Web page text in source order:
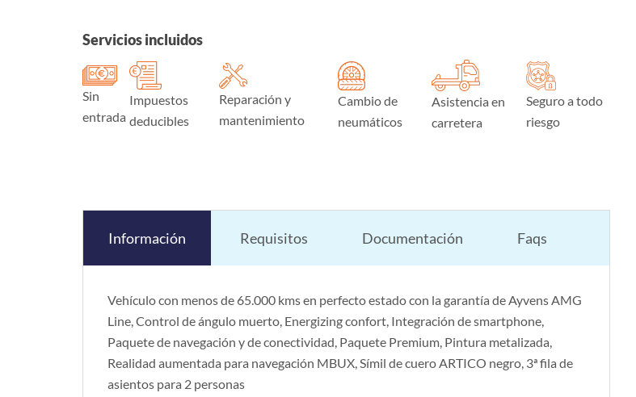
Servicios incluidos
Sin
entrada
Impuestos
deducibles
Reparación y
mantenimiento
Cambio de
neumáticos
Asistencia en
carretera
Seguro a todo
riesgo
Información Requisitos Documentación Faqs
Vehículo con menos de 65.000 kms en perfecto estado con la garantía de Ayvens AMG
Line, Control de ángulo muerto, Energizing confort, Integración de smartphone,
Paquete de navegación y de conectividad, Paquete Premium, Pintura metalizada,
Realidad aumentada para navegación MBUX, Símil de cuero ARTICO negro, 3ª fila de
asientos para 2 personas